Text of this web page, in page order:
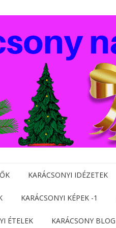
KARÁCSONYI IDÉZETEK
KARÁCSONYI KÉPEK -1
ÉTELEK KARÁCSONY BLOG